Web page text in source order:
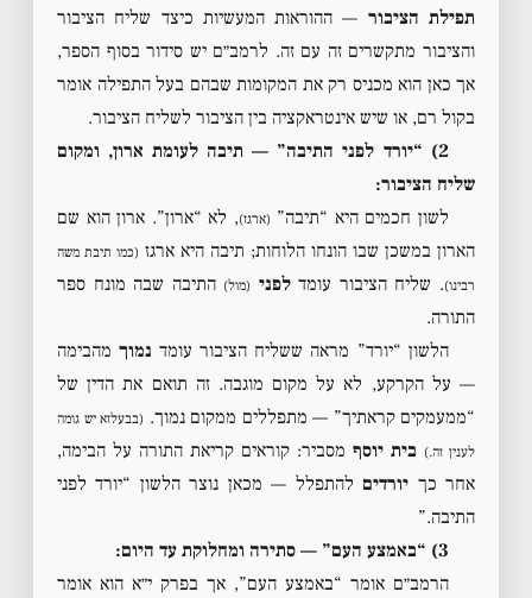
תפילת הציבור — ההוראות המעשיות כיצד שליח הציבור
והציבור מתקשרים זה עם זה. לרמב״ם יש סידור בסוף הספר,
אך כאן הוא מכניס רק את המקומות שבהם בעל התפילה אומר
בקול רם, או שיש אינטראקציה בין הציבור לשליח הציבור.
2) “יורד לפני התיבה” — תיבה לעומת ארון, ומקום
שליח הציבור:
לשון חכמים היא “תיבה” (ארגז), לא “ארון”. ארון הוא שם
הארון במשכן שבו הונחו הלוחות; תיבה היא ארגז (כמו תיבת משה
רבינו). שליח הציבור עומדלפני (מול) התיבה שבה מונח ספר
התורה.
הלשון “יורד” מראה ששליח הציבור עומד נמוךמהבימה
— על הקרקע, לא על מקום מוגבה. זה תואם את הדין של
“ממעמקים קראתיך” — מתפללים ממקום נמוך. (בבעלזא יש גומה
לענין זה.) בית יוסף מסביר: קוראים קריאת התורה על הבימה,
אחר כך יורדיםלהתפלל — מכאן נוצר הלשון “יורד לפני
התיבה.”
3) “באמצע העם” — סתירה ומחלוקת עד היום:
הרמב״ם אומר “באמצע העם”, אך בפרק י״א הוא אומר